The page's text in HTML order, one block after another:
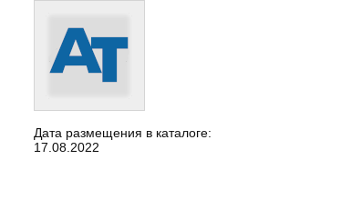
Дата размещения в каталоге:
17.08.2022